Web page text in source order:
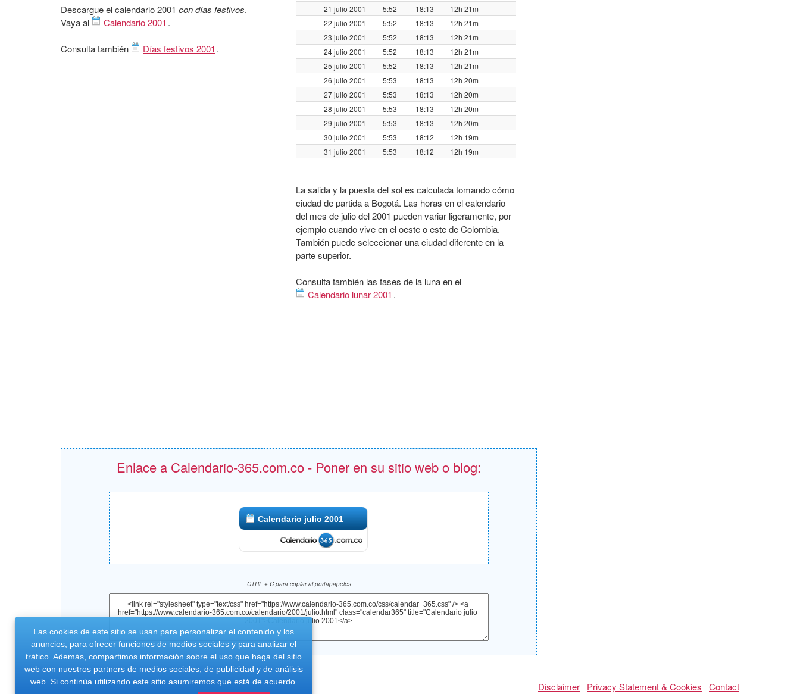
Las cookies de este sitio se usan para personalizar el contenido y los
anuncios, para ofrecer funciones de medios sociales y para analizar el
tráfico. Además, compartimos información sobre el uso que haga del sitio
web con nuestros partners de medios sociales, de publicidad y de análisis
web. Si continúa utilizando este sitio asumiremos que está de acuerdo.
Descargue el calendario 2001 con días festivos.
Vaya al
Calendario 2001 .
Consulta también Días festivos 2001 .
21 julio 2001
5:52 18:13
12h 21m
22 julio 2001
5:52 18:13
12h 21m
23 julio 2001
5:52 18:13
12h 21m
24 julio 2001
5:52 18:13
12h 21m
25 julio 2001
5:52 18:13
12h 21m
26 julio 2001
5:53 18:13
12h 20m
27 julio 2001
5:53 18:13
12h 20m
28 julio 2001
5:53 18:13
12h 20m
29 julio 2001
5:53 18:13
12h 20m
30 julio 2001
5:53 18:12
12h 19m
31 julio 2001
5:53 18:12 12h 19m
La salida y la puesta del sol es calculada tomando cómo
ciudad de partida a Bogotá. Las horas en el calendario
del mes de julio del 2001 pueden variar ligeramente, por
ejemplo cuando vive en el oeste o este de Colombia.
También puede seleccionar una ciudad diferente en la
parte superior.
Consulta también las fases de la luna en el
Calendario lunar 2001 .
Enlace a Calendario-365.com.co - Poner en su sitio web o blog:
Calendario julio 2001
CTRL + C para copiar al portapapeles
Disclaimer Privacy Statement & Cookies Contact